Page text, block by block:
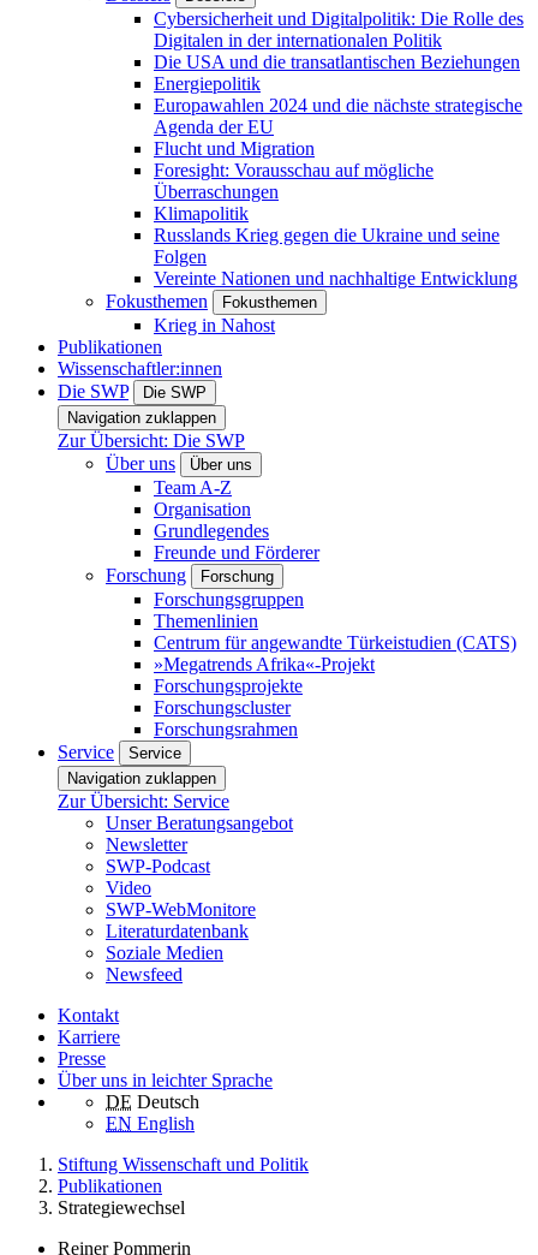
Cybersicherheit und Digitalpolitik: Die Rolle des
Digitalen in der internationalen Politik
Die USA und die transatlantischen Beziehungen
Energiepolitik
Europawahlen 2024 und die nächste strategische
Agenda der EU
Flucht und Migration
Foresight: Vorausschau auf mögliche
Überraschungen
Klimapolitik
Russlands Krieg gegen die Ukraine und seine
Folgen
Vereinte Nationen und nachhaltige Entwicklung
Fokusthemen
Fokusthemen
Krieg in Nahost
Publikationen
Wissenschaftler:innen
Die SWP
Die SWP
Navigation zuklappen
Zur Übersicht: Die SWP
Über uns
Über uns
Team A-Z
Organisation
Grundlegendes
Freunde und Förderer
Forschung
Forschung
Forschungsgruppen
Themenlinien
Centrum für angewandte Türkeistudien (CATS)
»Megatrends Afrika«-Projekt
Forschungsprojekte
Forschungscluster
Forschungsrahmen
Service
Service
Navigation zuklappen
Zur Übersicht: Service
Unser Beratungsangebot
Newsletter
SWP-Podcast
Video
SWP-WebMonitore
Literaturdatenbank
Soziale Medien
Newsfeed
Kontakt
Karriere
Presse
Über uns in leichter Sprache
DE Deutsch
EN English
Stiftung Wissenschaft und Politik
Publikationen
Strategiewechsel
Reiner Pommerin